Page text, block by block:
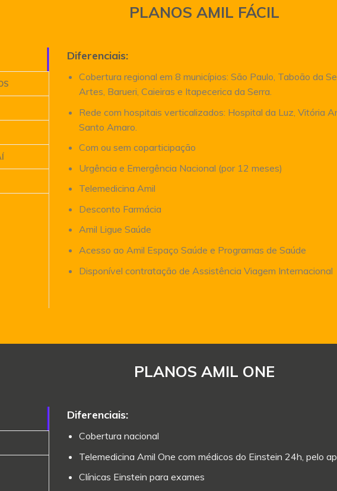
PLANOS AMIL FÁCIL
Diferenciais:
Cobertura regional em 8 municípios: São Paulo, Taboão da
Artes, Barueri, Caieiras e Itapecerica da Serra.
Rede com hospitais verticalizados: Hospital da Luz, Vitória
Santo Amaro.
Com ou sem coparticipação
Urgência e Emergência Nacional (por 12 meses)
Telemedicina Amil
Desconto Farmácia
Amil Ligue Saúde
Acesso ao Amil Espaço Saúde e Programas de Saúde
Disponível contratação de Assistência Viagem Internacional
PLANOS AMIL ONE
Diferenciais:
Cobertura nacional
Telemedicina Amil One com médicos do Einstein 24h, pelo
Clínicas Einstein para exames